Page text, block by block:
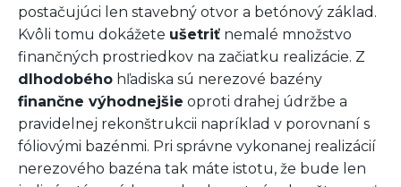
postačujúci len stavebný otvor a betónový základ.
Kvôli tomu dokážete ušetriť nemalé množstvo
finančných prostriedkov na začiatku realizácie. Z
dlhodobého hľadiska sú nerezové bazény
finančne výhodnejšie oproti drahej údržbe a
pravidelnej rekonštrukcii napríklad v porovnaní s
fóliovými bazénmi. Pri správne vykonanej realizácií
nerezového bazéna tak máte istotu, že bude len